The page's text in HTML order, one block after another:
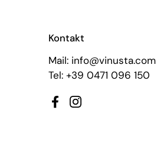
Kontakt
Mail: info@vinusta.com
Tel: +39 0471 096 150
FacebookInstagram